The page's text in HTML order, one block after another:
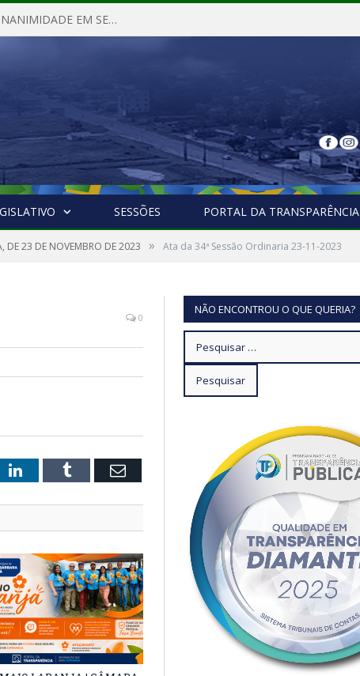
PROJETO DE LEI 002/2026 APROVADO POR UNANIMIDADE EM SESSÃO ORDINÁRIA NESTA QUINTA – FEIRA 28 DE MAIO DE 2026
SESSÕES PORTAL DA TRANSPARÊNCIA
DE 23 DE NOVEMBRO DE 2023 » Ata da 34ª Sessão Ordinaria 23-11-2023
0
LinkedInTumblr Email
NÃO ENCONTROU O QUE QUERIA?